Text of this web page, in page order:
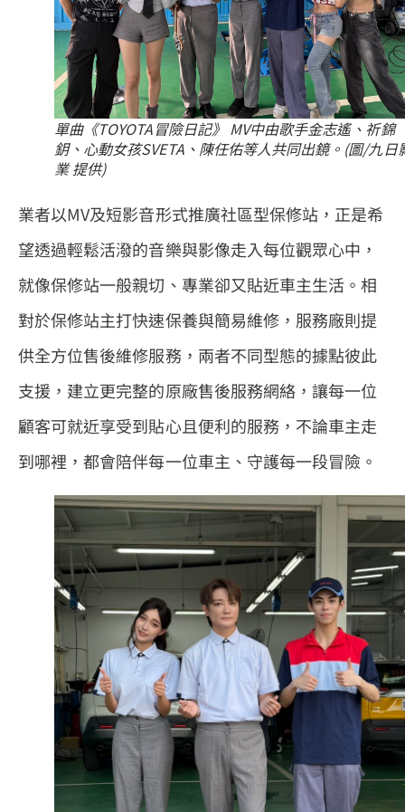
單曲《TOYOTA冒險日記》 MV中由歌手金志遙、祈錦
鈅、心動女孩SVETA、陳任佑等人共同出鏡。(圖/九日
業 提供)
業者以MV及短影音形式推廣社區型保修站，正是希
望透過輕鬆活潑的音樂與影像走入每位觀眾心中，
就像保修站一般親切、專業卻又貼近車主生活。相
對於保修站主打快速保養與簡易維修，服務廠則提
供全方位售後維修服務，兩者不同型態的據點彼此
支援，建立更完整的原廠售後服務網絡，讓每一位
顧客可就近享受到貼心且便利的服務，不論車主走
到哪裡，都會陪伴每一位車主、守護每一段冒險。